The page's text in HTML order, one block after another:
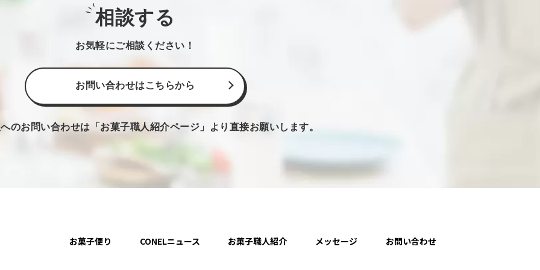
相談する
お気軽にご相談ください！
お問い合わせはこちらから
のお問い合わせは 「お菓子職人紹介ページ」より直接お願いします。
お菓子便り CONELニュース お菓子職人紹介 メッセージ お問い合わせ